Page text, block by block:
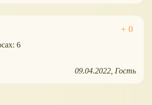
6
09.04.2022 Гость